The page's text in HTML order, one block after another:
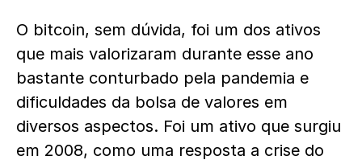
O bitcoin, sem dúvida, foi um dos ativos
que mais valorizaram durante esse ano
bastante conturbado pela pandemia e
dificuldades da bolsa de valores em
diversos aspectos. Foi um ativo que surgiu
em 2008, como uma resposta a crise do